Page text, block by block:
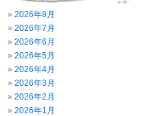
2026年8月
2026年7月
2026年6月
2026年5月
2026年4月
2026年3月
2026年2月
2026年1月